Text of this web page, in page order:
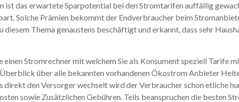
ist das erwartete Sparpotential bei den Stromtarifen auffällig
Solche Prämien bekommt der Endverbraucher beim
diesem Thema genaustens beschäftigt und erkannt, dass sehr
einen Stromrechner mit welchem Sie als Konsument speziell
über alle bekannten vorhandenen Ökostrom Anbieter
den Versorger wechselt wird der Verbraucher schon etliche
sowie Zusätzlichen Gebühren. Teils beanspruchen die besten